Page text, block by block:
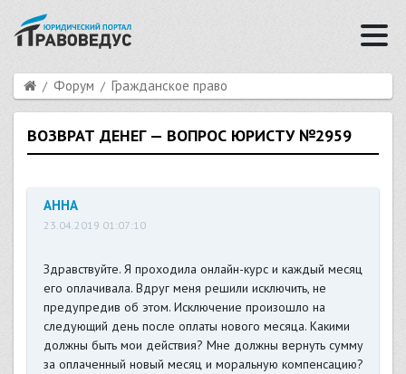
Форум Гражданское право
ВОЗВРАТ ДЕНЕГ — ВОПРОС ЮРИСТУ №2959
АННА
23.04.2019 01:07:10
Здравствуйте. Я проходила онлайн-курс и каждый месяц
его оплачивала. Вдруг меня решили исключить, не
предупредив об этом. Исключение произошло на
следующий день после оплаты нового месяца. Какими
должны быть мои действия? Мне должны вернуть сумму
за оплаченный новый месяц и моральную компенсацию?